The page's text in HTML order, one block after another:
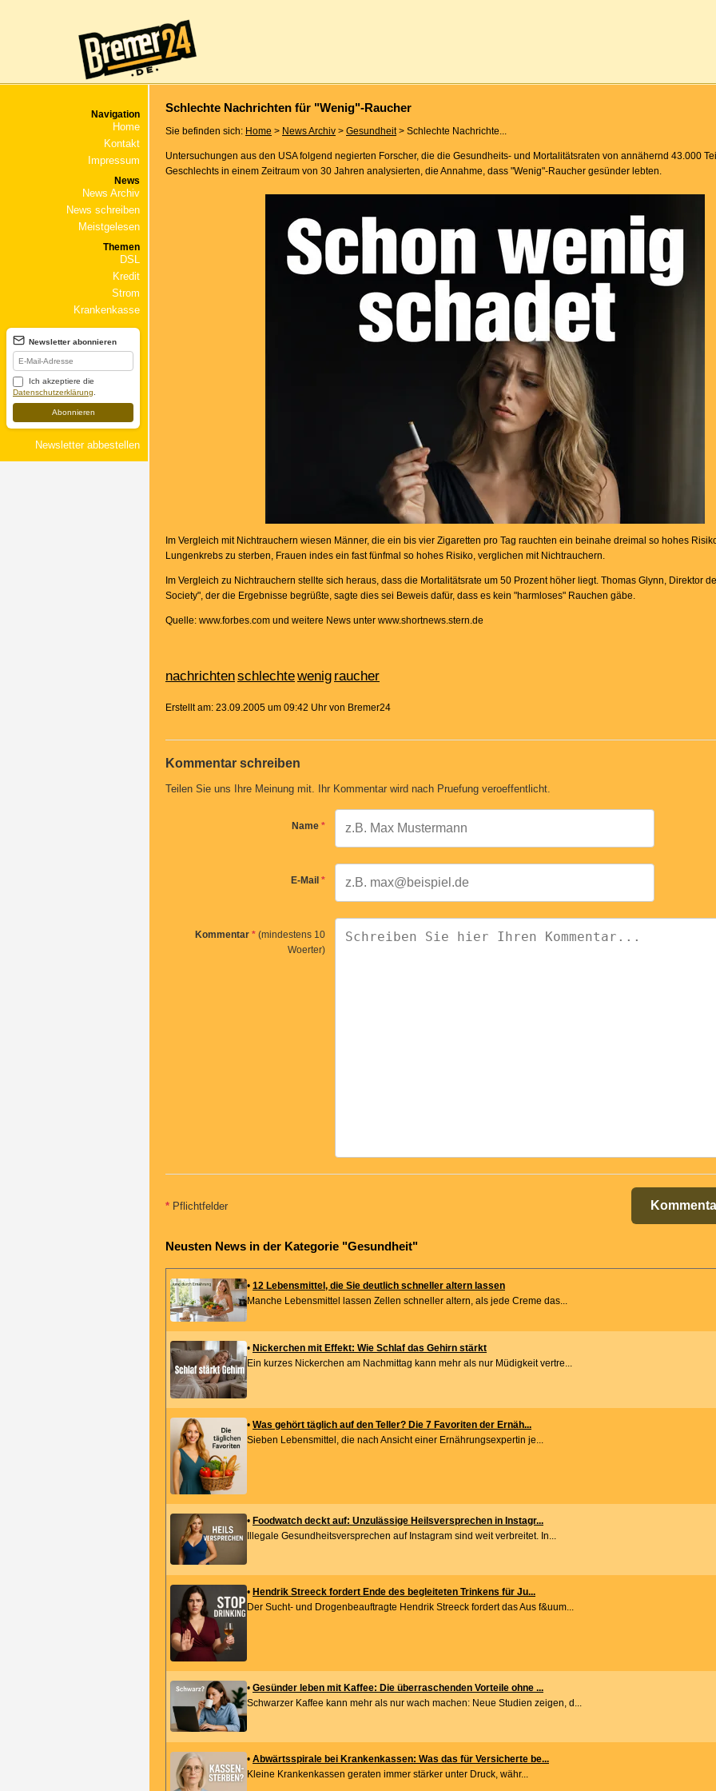
Navigation
Home
Kontakt
Impressum
News
News Archiv
News schreiben
Meistgelesen
Themen
DSL
Kredit
Strom
Krankenkasse
Newsletter abonnieren
Ich akzeptiere die
Datenschutzerklärung
Abonnieren
Newsletter abbestellen
Schlechte Nachrichten für "Wenig"-Raucher
Sie befinden sich: Home > News Archiv > Gesundheit> Schlechte Nachrichte...
Untersuchungen aus den USA folgend negierten Forscher, die die Gesundheits- und Mortalitätsraten von annähernd 43.000
Geschlechts in einem Zeitraum von 30 Jahren analysierten, die Annahme, dass "Wenig"-Raucher gesünder lebten.
Im Vergleich mit Nichtrauchern wiesen Männer, die ein bis vier Zigaretten pro Tag rauchten ein beinahe dreimal so hohes
Lungenkrebs zu sterben, Frauen indes ein fast fünfmal so hohes Risiko, verglichen mit Nichtrauchern.
Im Vergleich zu Nichtrauchern stellte sich heraus, dass die Mortalitätsrate um 50 Prozent höher liegt. Thomas Glynn, Direktor
Society", der die Ergebnisse begrüßte, sagte dies sei Beweis dafür, dass es kein "harmloses" Rauchen gäbe.
Quelle: www.forbes.com und weitere News unter www.shortnews.stern.de
nachrichtenschlechtewenig raucher
Erstellt am: 23.09.2005 um 09:42 Uhr von Bremer24
Kommentar schreiben
Teilen Sie uns Ihre Meinung mit. Ihr Kommentar wird nach Pruefung veroeffentlicht.
Name *
E-Mail *
Kommentar * (mindestens 10
Woerter)
* Pflichtfelder
Neusten News in der Kategorie "Gesundheit"
• 12 Lebensmittel, die Sie deutlich schneller altern lassen
Manche Lebensmittel lassen Zellen schneller altern, als jede Creme das...
• Nickerchen mit Effekt: Wie Schlaf das Gehirn stärkt
Ein kurzes Nickerchen am Nachmittag kann mehr als nur Müdigkeit vertre...
• Was gehört täglich auf den Teller? Die 7 Favoriten der Ernäh...
Sieben Lebensmittel, die nach Ansicht einer Ernährungsexpertin je...
• Foodwatch deckt auf: Unzulässige Heilsversprechen in Instagr...
Illegale Gesundheitsversprechen auf Instagram sind weit verbreitet. In...
• Hendrik Streeck fordert Ende des begleiteten Trinkens für Ju...
Der Sucht- und Drogenbeauftragte Hendrik Streeck fordert das Aus f&uum...
• Gesünder leben mit Kaffee: Die überraschenden Vorteile ohne ...
Schwarzer Kaffee kann mehr als nur wach machen: Neue Studien zeigen, d...
• Abwärtsspirale bei Krankenkassen: Was das für Versicherte be...
Kleine Krankenkassen geraten immer stärker unter Druck, währ...